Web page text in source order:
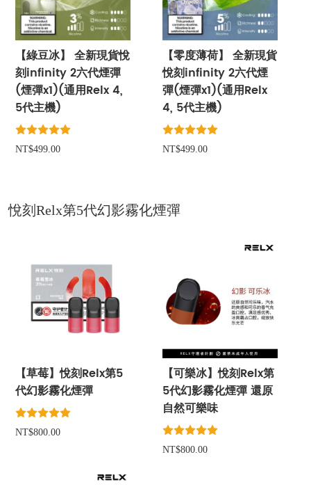
【綠豆冰】 全新現貨悅
刻infinity 2六代煙彈
(煙彈x1)(通用Relx 4,
5代主機)
NT$499.00
【零度薄荷】 全新現貨
悅刻infinity 2六代煙
彈(煙彈x1)(通用Relx
4, 5代主機)
NT$499.00
悅刻Relx第5代幻影霧化煙彈
【草莓】悅刻Relx第5
代幻影霧化煙彈
NT$800.00
【可樂冰】悅刻Relx第
5代幻影霧化煙彈 還原
自然可樂味
NT$800.00